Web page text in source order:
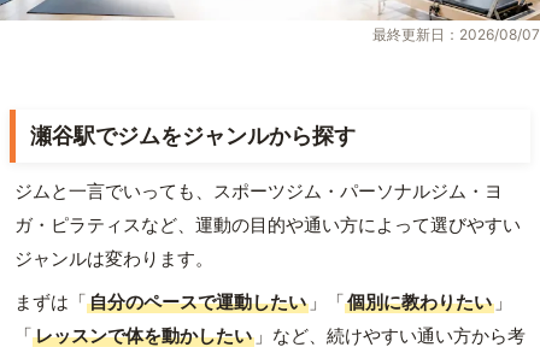
最終更新日：2026/08/07
瀬谷駅でジムをジャンルから探す
ジムと一言でいっても、スポーツジム・パーソナルジム・ヨ
ガ・ピラティスなど、運動の目的や通い方によって選びやすい
ジャンルは変わります。
まずは「自分のペースで運動したい 」「個別に教わりたい 」
「レッスンで体を動かしたい 」など、続けやすい通い方から考